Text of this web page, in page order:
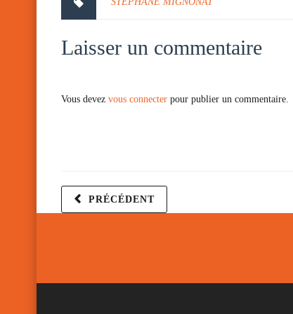
Laisser un commentaire
Vous devez vous connecter pour publier un commentaire.
PRÉCÉDENT